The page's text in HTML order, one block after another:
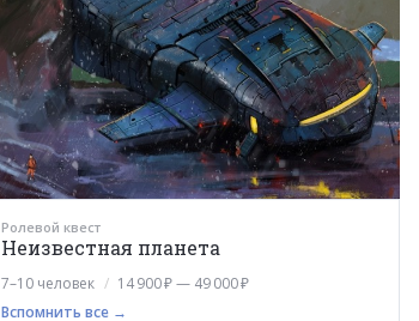
Ролевой квест
Неизвестная планета
7–10 человек
14 900 ₽ — 49 000 ₽
Вспомнить все →